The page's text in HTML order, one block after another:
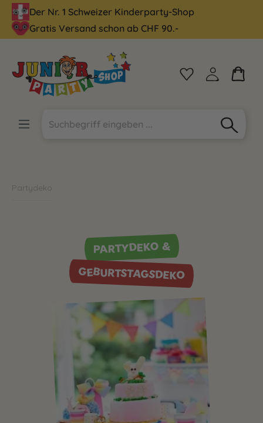
springen
Der Nr. 1 Schweizer Kinderparty-Shop
Gratis Versand schon ab CHF 90.-
Partydeko
PARTYDEKO &
GEBURTSTAGSDEKO